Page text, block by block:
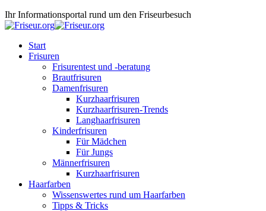
Ihr Informationsportal rund um den Friseurbesuch
Start
Frisuren
Frisurentest und -beratung
Brautfrisuren
Damenfrisuren
Kurzhaarfrisuren
Kurzhaarfrisuren-Trends
Langhaarfrisuren
Kinderfrisuren
Für Mädchen
Für Jungs
Männerfrisuren
Kurzhaarfrisuren
Haarfarben
Wissenswertes rund um Haarfarben
Tipps & Tricks